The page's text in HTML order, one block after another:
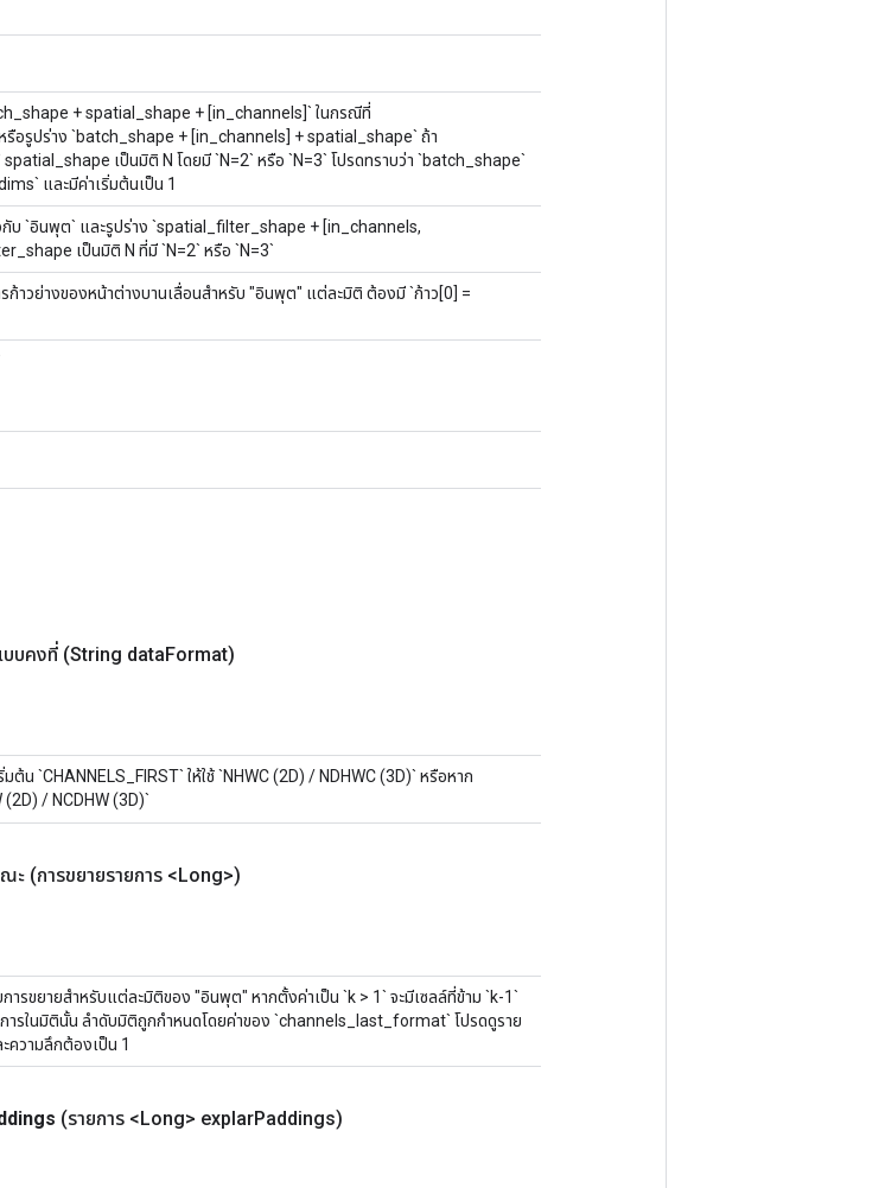
+ spatial_shape + [in_channels]` ในกรณีที่
อรูปร่าง `batch_shape + [in_channels] + spatial_shape` ถ้า
เป็นมิติ N โดยมี `N=2` หรือ `N=3` โปรดทราบว่า `batch_shape`
และมีค่าเริ่มต้นเป็น 1
กับ `อินพุต` และรูปร่าง `spatial_filter_shape + [in_channels,
เป็นมิติ N ที่มี `N=2` หรือ `N=3`
รก้าวย่างของหน้าต่างบานเลื่อนสำหรับ "อินพุต" แต่ละมิติ ต้องมี `ก้าว[0] =
บบคงที่ (String dataFormat)
น `CHANNELS_FIRST` ให้ใช้ `NHWC (2D) / NDHWC (3D)` หรือหาก
(2D) / NCDHW (3D)`
ณะ (การขยายรายการ <Long>)
การขยายสำหรับแต่ละมิติของ "อินพุต" หากตั้งค่าเป็น `k > 1` จะมีเซลล์ที่ข้าม `k-1`
ารในมิตินั้น ลำดับมิติถูกกำหนดโดยค่าของ `channels_last_format` โปรดดูราย
ความลึกต้องเป็น 1
(รายการ <Long> explarPaddings)